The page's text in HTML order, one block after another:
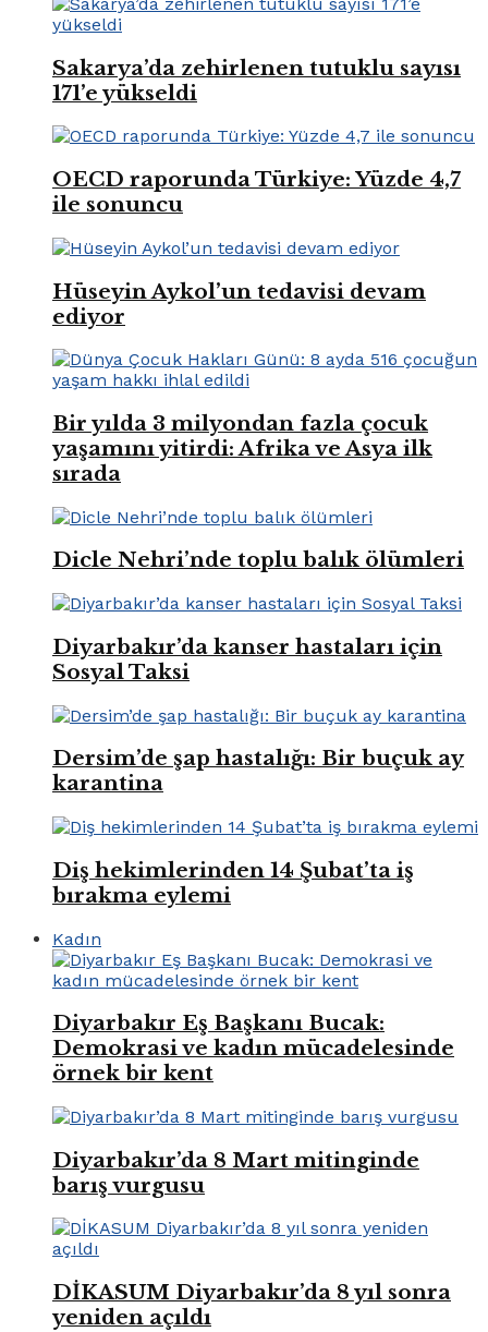
Sakarya’da zehirlenen tutuklu sayısı
171’e yükseldi
OECD raporunda Türkiye: Yüzde 4,7
ile sonuncu
Hüseyin Aykol’un tedavisi devam
ediyor
Bir yılda 3 milyondan fazla çocuk
yaşamını yitirdi: Afrika ve Asya ilk
sırada
Dicle Nehri’nde toplu balık ölümleri
Diyarbakır’da kanser hastaları için
Sosyal Taksi
Dersim’de şap hastalığı: Bir buçuk ay
karantina
Diş hekimlerinden 14 Şubat’ta iş
bırakma eylemi
Kadın
Diyarbakır Eş Başkanı Bucak:
Demokrasi ve kadın mücadelesinde
örnek bir kent
Diyarbakır’da 8 Mart mitinginde
barış vurgusu
DİKASUM Diyarbakır’da 8 yıl sonra
yeniden açıldı